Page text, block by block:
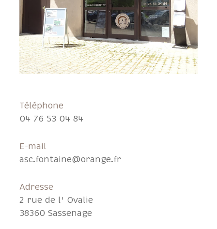
Téléphone
04 76 53 04 84
E-mail
asc.fontaine@orange.fr
Adresse
2 rue de l' Ovalie
38360 Sassenage